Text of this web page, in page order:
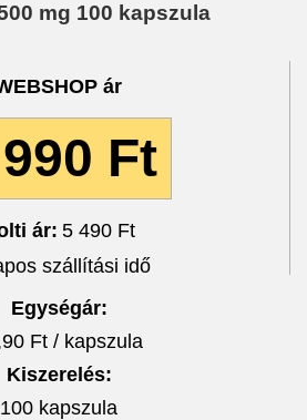
mg 100 kapszula
ár
Ft
ár: 5 490 Ft
szállítási idő
Egységár:
Ft / kapszula
Kiszerelés:
100 kapszula